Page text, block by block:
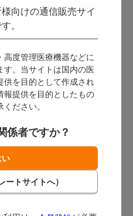
向けの通信販売サイ
。
高度管理医療機器などに
す。当サイトは国内の医
を目的として作成され
報提供を目的としたもの
ださい。
係者ですか？